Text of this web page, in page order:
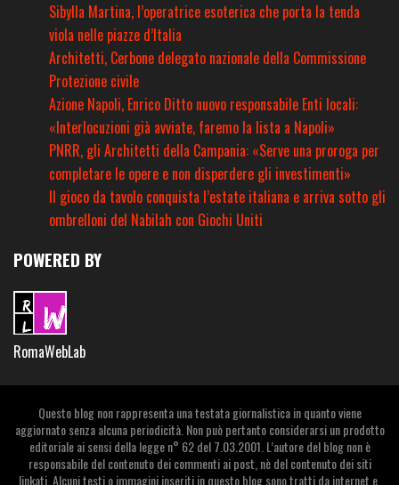
Sibylla Martina, l’operatrice esoterica che porta la tenda
viola nelle piazze d’Italia
Architetti, Cerbone delegato nazionale della Commissione
Protezione civile
Azione Napoli, Enrico Ditto nuovo responsabile Enti locali:
«Interlocuzioni già avviate, faremo la lista a Napoli»
PNRR, gli Architetti della Campania: «Serve una proroga per
completare le opere e non disperdere gli investimenti»
Il gioco da tavolo conquista l’estate italiana e arriva sotto gli
ombrelloni del Nabilah con Giochi Uniti
POWERED BY
RomaWebLab
Questo blog non rappresenta una testata giornalistica in quanto viene
aggiornato senza alcuna periodicità. Non può pertanto considerarsi un prodotto
editoriale ai sensi della legge n° 62 del 7.03.2001. L’autore del blog non è
responsabile del contenuto dei commenti ai post, nè del contenuto dei siti
linkati. Alcuni testi o immagini inseriti in questo blog sono tratti da internet e,